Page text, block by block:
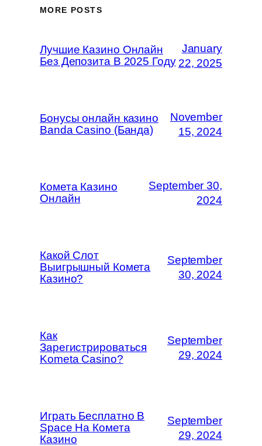
MORE POSTS
Лучшие Казино Онлайн
Без Депозита В 2025 Году
January
22, 2025
Бонусы онлайн казино
Banda Casino (Банда)
November
15, 2024
Комета Казино
Онлайн
September 30,
2024
Какой Слот
Выигрышный Комета
Казино?
September
30, 2024
Как
Зарегистрироваться
Kometa Casino?
September
29, 2024
Играть Бесплатно В
Space На Комета
Казино
September
29, 2024